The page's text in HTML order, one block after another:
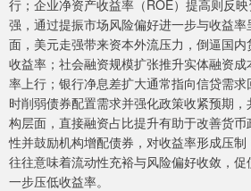
行；企业净资产收益率（ROE）提高则反
强，通过提振市场风险偏好进一步与收益
面，美元走强带来资本外流压力，倒逼国
收益率；社会融资规模扩张推升实体融资
率上行；银行净息差扩大通常指向信贷需
时削弱债券配置需求并强化政策收紧预期
构层面，直接融资占比提升有助于改善货
性并鼓励机构增配债券，对收益率形成压
往往意味着流动性充裕与风险偏好收敛，
一步压低收益率。